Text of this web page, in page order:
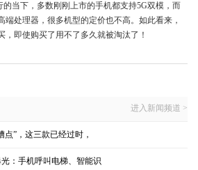
的当下，多数刚刚上市的手机都支持5G双模，而
端处理器，很多机型的定价也不高。如此看来，
，即使购买了用不了多久就被淘汰了！
进入新闻频道 >
点”，这三款已经过时，
：手机呼叫电梯、智能识